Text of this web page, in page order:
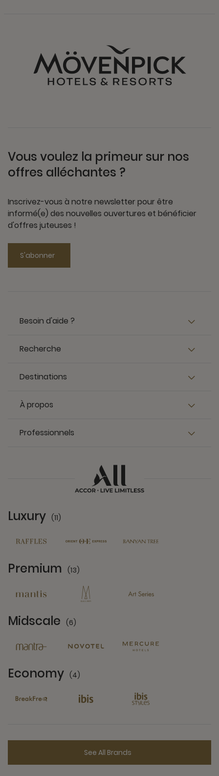
Vous voulez la primeur sur nos
offres alléchantes ?
Inscrivez-vous à notre newsletter pour être
informé(e) des nouvelles ouvertures et bénéficier
d'offres juteuses !
S'abonner
Besoin d'aide ?
Recherche
Destinations
À propos
Professionnels
Luxury (11)
Premium (13)
Midscale (6)
Economy (4)
See All Brands